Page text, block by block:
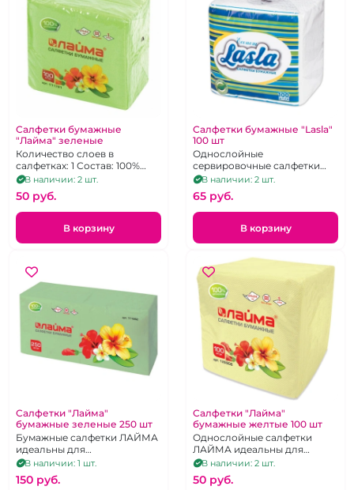
Салфетки бумажные
"Лайма" зеленые
Количество слоев в
салфетках: 1 Состав: 100%
целлюлоза Упаковка: пакет.
В наличии: 2 шт.
50 pуб.
В корзину
Салфетки бумажные "Lasla"
100 шт
Однослойные
сервировочные салфетки
LASLA изготовлены из
экологичного
макулатурного сырья.
В наличии: 2 шт.
65 pуб.
В корзину
Салфетки "Лайма"
бумажные зеленые 250 шт
Бумажные салфетки ЛАЙМА
идеальны для
повседневного
использования не только в
офисе и дома, но и в
В наличии: 1 шт.
150 pуб.
Салфетки "Лайма"
бумажные желтые 100 шт
Однослойные салфетки
ЛАЙМА идеальны для
повседневного
использования в офисе и
быту, прекрасно подходят
В наличии: 2 шт.
50 pуб.